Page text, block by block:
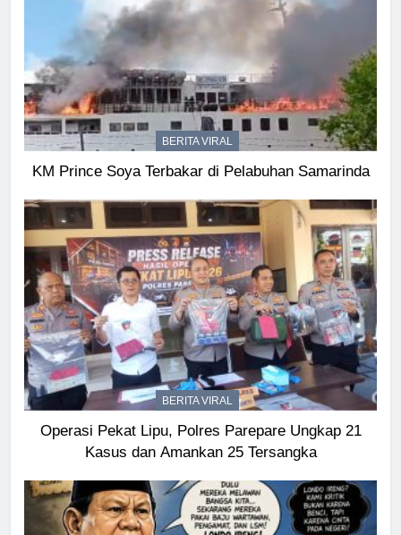
BERITA VIRAL
KM Prince Soya Terbakar di Pelabuhan Samarinda
BERITA VIRAL
Operasi Pekat Lipu, Polres Parepare Ungkap 21
Kasus dan Amankan 25 Tersangka